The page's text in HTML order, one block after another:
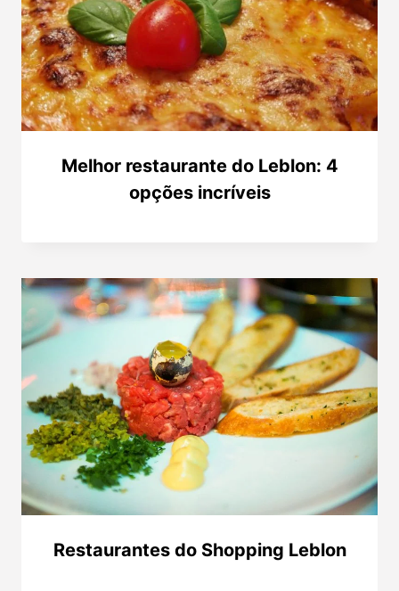
Melhor restaurante do Leblon: 4
opções incríveis
Restaurantes do Shopping Leblon